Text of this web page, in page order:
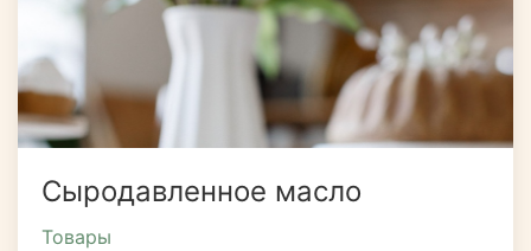
Сыродавленное масло
Товары